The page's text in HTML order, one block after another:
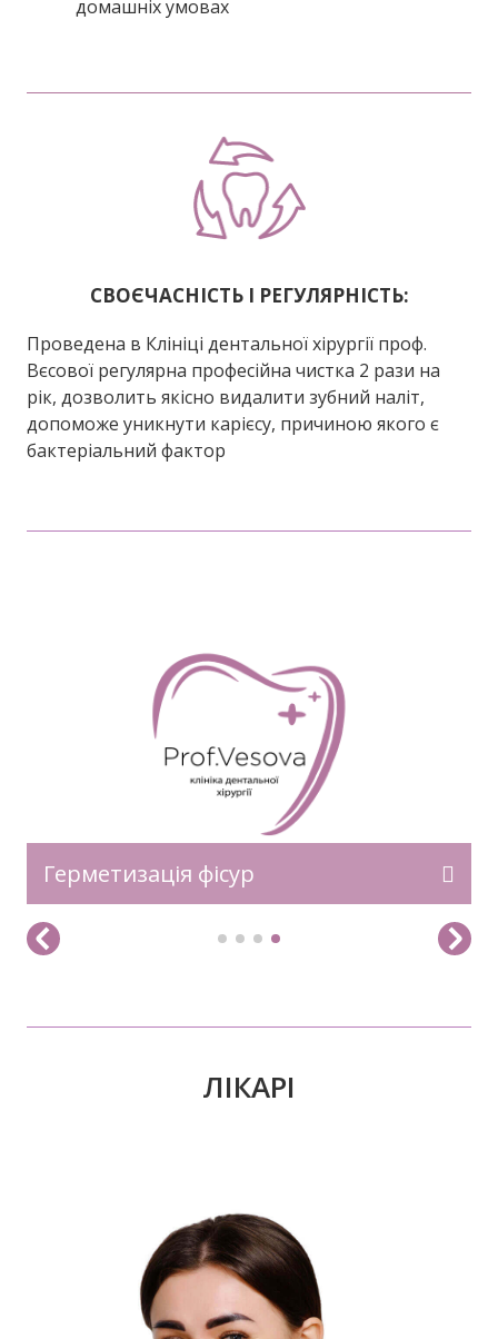
домашніх умовах
СВОЄЧАСНІСТЬ І РЕГУЛЯРНІСТЬ:
Проведена в Клініці дентальної хірургії проф.
Вєсової регулярна професійна чистка 2 рази на
рік, дозволить якісно видалити зубний наліт,
допоможе уникнути карієсу, причиною якого є
бактеріальний фактор
Герметизація фісур
ЛІКАРІ